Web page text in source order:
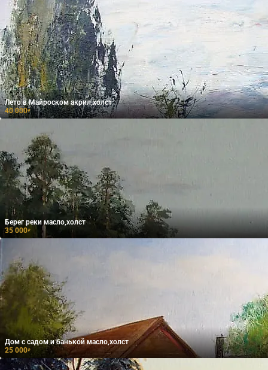
Лето в Майроском акрил,холст
40 000₽
Берег реки масло,холст
35 000₽
Дом с садом и банькой масло,холст
25 000₽